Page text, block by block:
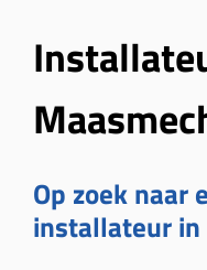
Op zoek naar
installateur in